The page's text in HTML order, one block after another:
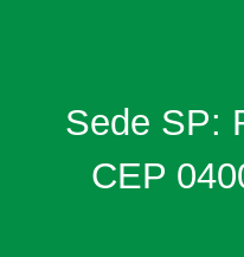
Sede SP:
CEP